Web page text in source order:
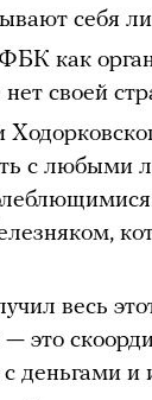
себя
как
своей
с
весь
это
деньгами и